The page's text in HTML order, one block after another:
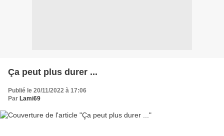
Ça peut plus durer ...
Publié le 20/11/2022 à 17:06
Par Lami69